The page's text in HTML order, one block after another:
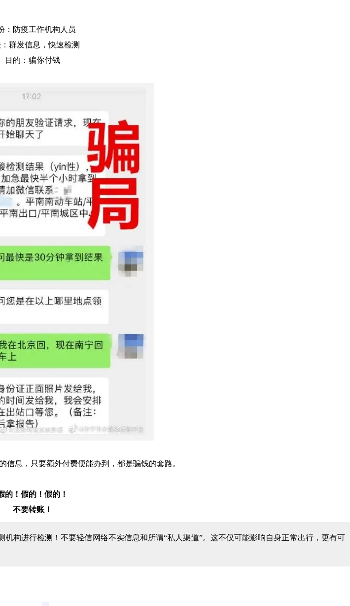
：防疫工作机构人员
群发信息，快速检测
目的：骗你付钱
信息，只要额外付费便能办到，都是骗钱的套路。
的！假的！假的！
不要转账！
构进行检测！不要轻信网络不实信息和所谓“私人渠道”。这不仅可能影响自身正常出行，更有可